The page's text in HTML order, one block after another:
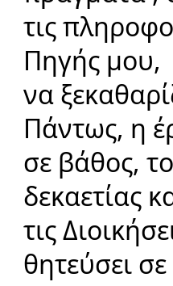
τις
Πηγής μου,
να
Πάντως, η
σε βάθος,
δεκαετίας
τις
θητεύσει